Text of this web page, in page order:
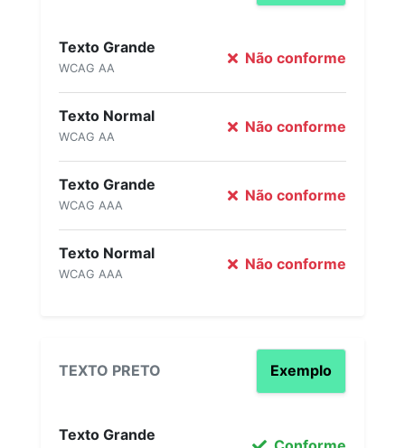
Texto Grande
WCAG AA
Não conforme
Texto Normal
WCAG AA
Não conforme
Texto Grande
WCAG AAA
Não conforme
Texto Normal
WCAG AAA
Não conforme
TEXTO PRETO Exemplo
Texto Grande